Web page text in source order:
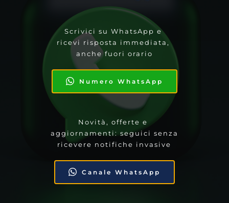
Scrivici su WhatsApp e
ricevi risposta immediata,
anche fuori orario
Numero WhatsApp
Novità, offerte e
aggiornamenti: seguici senza
ricevere notifiche invasive
Canale WhatsApp